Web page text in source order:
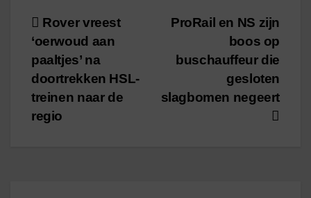
Bericht
navigatie
ProRail en NS zijn
boos op
buschauffeur die
gesloten
slagbomen negeert
Rover vreest
‘oerwoud aan
paaltjes’ na
doortrekken HSL-
treinen naar de
regio